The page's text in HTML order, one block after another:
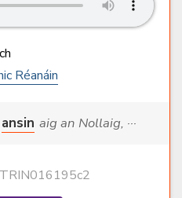
Réanáin
ansin aig an Nollaig, ···